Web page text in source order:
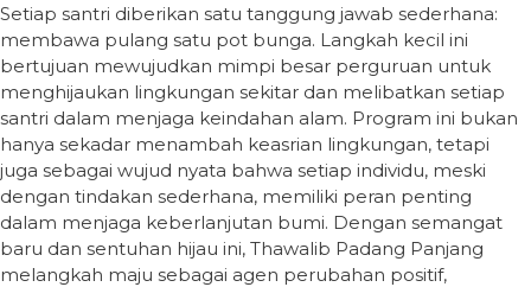
Setiap santri diberikan satu tanggung jawab sederhana:
membawa pulang satu pot bunga. Langkah kecil ini
bertujuan mewujudkan mimpi besar perguruan untuk
menghijaukan lingkungan sekitar dan melibatkan setiap
santri dalam menjaga keindahan alam. Program ini bukan
hanya sekadar menambah keasrian lingkungan, tetapi
juga sebagai wujud nyata bahwa setiap individu, meski
dengan tindakan sederhana, memiliki peran penting
dalam menjaga keberlanjutan bumi. Dengan semangat
baru dan sentuhan hijau ini, Thawalib Padang Panjang
melangkah maju sebagai agen perubahan positif,